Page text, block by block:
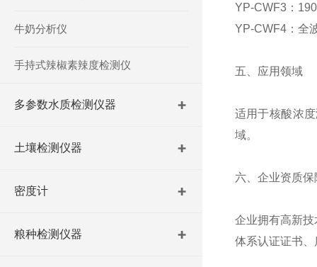
YP-CWF3：
YP-CWF4：全
五、应用领域
适用于核酸浓
域。
六、企业资质保
企业拥有高新
体系认证证书
牛奶分析仪
手持式辣椒素辣度检测仪
多参数水质检测仪器
土壤检测仪器
密度计
粮种检测仪器